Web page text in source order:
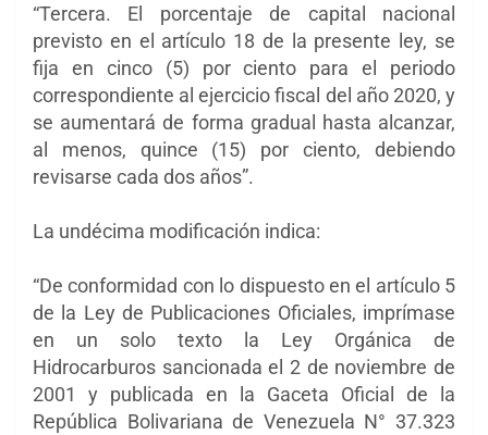
“Tercera. El porcentaje de capital nacional
previsto en el artículo 18 de la presente ley, se
fija en cinco (5) por ciento para el periodo
correspondiente al ejercicio fiscal del año 2020, y
se aumentará de forma gradual hasta alcanzar,
al menos, quince (15) por ciento, debiendo
revisarse cada dos años”.
La undécima modificación indica:
“De conformidad con lo dispuesto en el artículo 5
de la Ley de Publicaciones Oficiales, imprímase
en un solo texto la Ley Orgánica de
Hidrocarburos sancionada el 2 de noviembre de
2001 y publicada en la Gaceta Oficial de la
República Bolivariana de Venezuela N° 37.323